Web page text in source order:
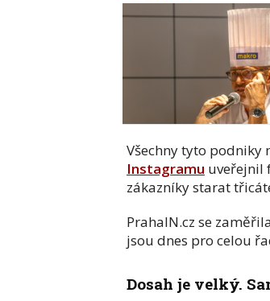
Všechny tyto podniky
Instagramu uveřejnil
zákazníky starat
PrahaIN.cz se
jsou dnes pro celou
Dosah je velký.